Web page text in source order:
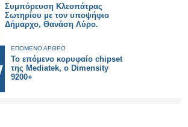
Συμπόρευση Κλεοπάτρας
Σωτηρίου με τον υποψήφιο
Δήμαρχο, Θανάση Λύρο.
ΕΠΟΜΕΝΟ ΑΡΘΡΟ
Το επόμενο κορυφαίο chipset
της Mediatek, ο Dimensity
9200+